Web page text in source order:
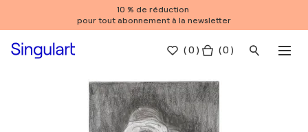
10 % de réduction
pour tout abonnement à la newsletter
(0 ) ( 0 )